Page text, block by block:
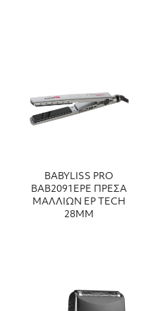
BABYLISS PRO
ΒΑΒ2091EPE ΠΡΕΣΑ
ΜΑΛΛΙΩΝ EP TECH
28MM